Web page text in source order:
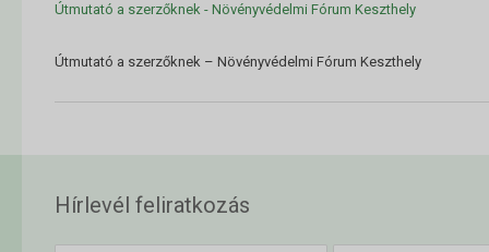
Útmutató a szerzőknek - Növényvédelmi Fórum Keszthely
Útmutató a szerzőknek – Növényvédelmi Fórum Keszthely
Hírlevél feliratkozás